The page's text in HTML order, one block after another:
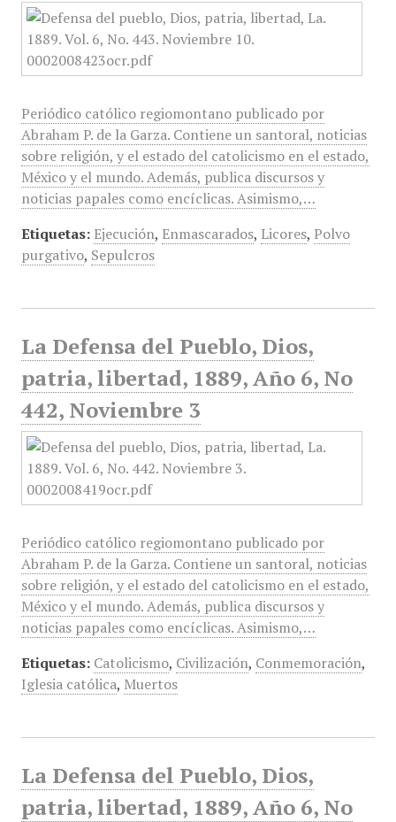
Periódico católico regiomontano publicado por
Abraham P. de la Garza. Contiene un santoral, noticias
sobre religión, y el estado del catolicismo en el estado,
México y el mundo. Además, publica discursos y
noticias papales como encíclicas. Asimismo,…
Etiquetas: Ejecución, Enmascarados, Licores, Polvo
purgativo, Sepulcros
La Defensa del Pueblo, Dios,
patria, libertad, 1889, Año 6, No
442, Noviembre 3
Periódico católico regiomontano publicado por
Abraham P. de la Garza. Contiene un santoral, noticias
sobre religión, y el estado del catolicismo en el estado,
México y el mundo. Además, publica discursos y
noticias papales como encíclicas. Asimismo,…
Etiquetas: Catolicismo, Civilización, Conmemoración,
Iglesia católica, Muertos
La Defensa del Pueblo, Dios,
patria, libertad, 1889, Año 6, No